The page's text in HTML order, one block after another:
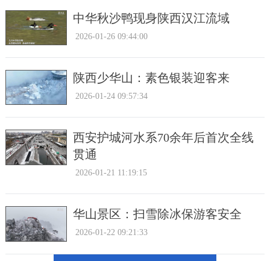
中华秋沙鸭现身陕西汉江流域
2026-01-26 09:44:00
陕西少华山：素色银装迎客来
2026-01-24 09:57:34
西安护城河水系70余年后首次全线
贯通
2026-01-21 11:19:15
华山景区：扫雪除冰保游客安全
2026-01-22 09:21:33